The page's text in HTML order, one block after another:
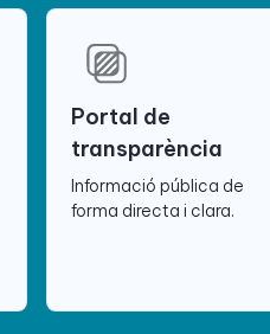
Portal de
transparència
Informació pública de
forma directa i clara.